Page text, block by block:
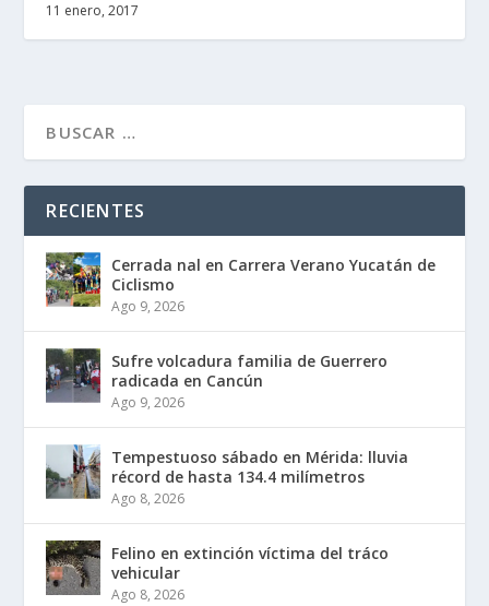
11 enero, 2017
RECIENTES
Cerrada final en Carrera Verano Yucatán de
Ciclismo
Ago 9, 2026
Sufre volcadura familia de Guerrero
radicada en Cancún
Ago 9, 2026
Tempestuoso sábado en Mérida: lluvia
récord de hasta 134.4 milímetros
Ago 8, 2026
Felino en extinción víctima del tráfico
vehicular
Ago 8, 2026